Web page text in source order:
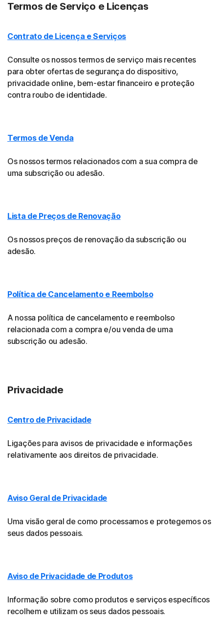
Termos de Serviço e Licenças
Contrato de Licença e Serviços
Consulte os nossos termos de serviço mais recentes
para obter ofertas de segurança do dispositivo,
privacidade online, bem-estar financeiro e proteção
contra roubo de identidade.
Termos de Venda
Os nossos termos relacionados com a sua compra de
uma subscrição ou adesão.
Lista de Preços de Renovação
Os nossos preços de renovação da subscrição ou
adesão.
Política de Cancelamento e Reembolso
A nossa política de cancelamento e reembolso
relacionada com a compra e/ou venda de uma
subscrição ou adesão.
Privacidade
Centro de Privacidade
Ligações para avisos de privacidade e informações
relativamente aos direitos de privacidade.
Aviso Geral de Privacidade
Uma visão geral de como processamos e protegemos os
seus dados pessoais.
Aviso de Privacidade de Produtos
Informação sobre como produtos e serviços específicos
recolhem e utilizam os seus dados pessoais.